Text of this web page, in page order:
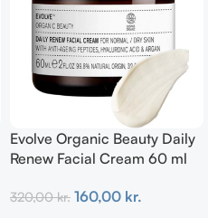
Evolve Organic Beauty Daily
Renew Facial Cream 60 ml
320,00kr. 160,00 kr.